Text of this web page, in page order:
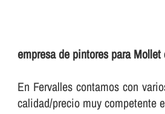
empresa de pintores para Mollet
En Fervalles contamos con
calidad/precio muy competente